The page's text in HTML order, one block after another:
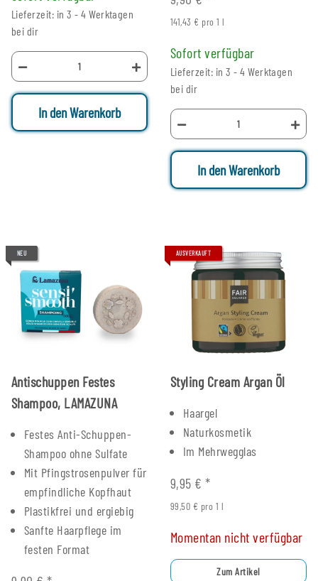
Lieferzeit: in 3 - 4 Werktagen
bei dir
In den Warenkorb
141,43 € pro 1 l
Sofort verfügbar
Lieferzeit: in 3 - 4 Werktagen
bei dir
In den Warenkorb
NEU
Antischuppen Festes
Shampoo, LAMAZUNA
Festes Anti-Schuppen-
Shampoo ohne Sulfate
Mit Pfingstrosenpulver für
empfindliche Kopfhaut
Plastikfrei und ergiebig
Sanfte Haarpflege im
festen Format
AUSVERKAUFT
Styling Cream Argan Öl
Haargel
Naturkosmetik
Im Mehrwegglas
9,95 €*
99,50 € pro 1 l
Momentan nicht verfügbar
Zum Artikel